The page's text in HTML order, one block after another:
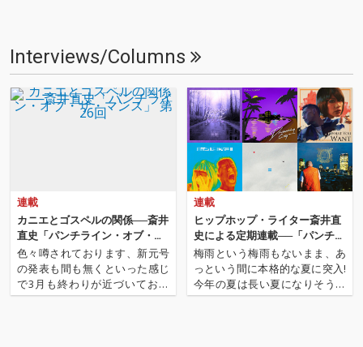
Interviews/Columns
連載
カニエとゴスペルの関係──斎井
直史「パンチライン・オブ・
ザ・マンス」 第26回
色々噂されております、新元号
の発表も間も無くといった感じ
で3月も終わりが近づいており
ますが今月も「パンチライン・
連載
ヒップホップ・ライター斎井直
史による定期連載──「パンチラ
イン・オブ・ザ・マンス」 第18
回
梅雨という梅雨もないまま、あ
っという間に本格的な夏に突入!
今年の夏は長い夏になりそうな
予感! 今月も「パンチライン・オ